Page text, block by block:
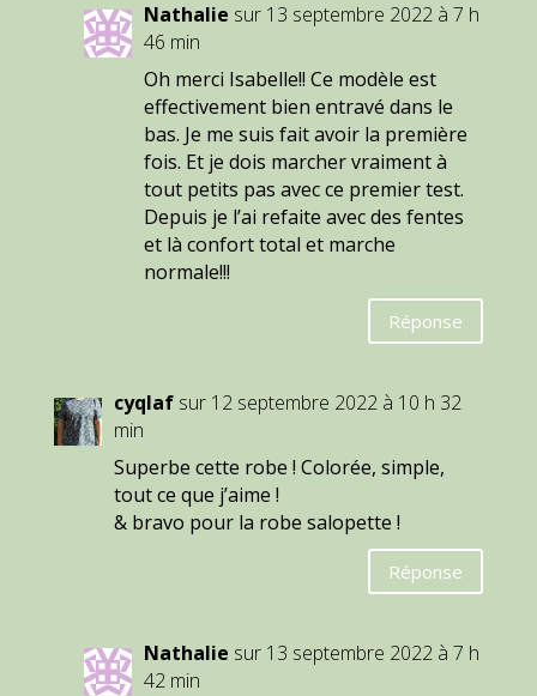
Nathalie sur 13 septembre 2022 à 7 h
46 min
Oh merci Isabelle!! Ce modèle est
effectivement bien entravé dans le
bas. Je me suis fait avoir la première
fois. Et je dois marcher vraiment à
tout petits pas avec ce premier test.
Depuis je l’ai refaite avec des fentes
et là confort total et marche
normale!!!
Réponse
cyqlaf sur 12 septembre 2022 à 10 h 32
min
Superbe cette robe ! Colorée, simple,
tout ce que j’aime !
& bravo pour la robe salopette !
Réponse
Nathalie sur 13 septembre 2022 à 7 h
42 min